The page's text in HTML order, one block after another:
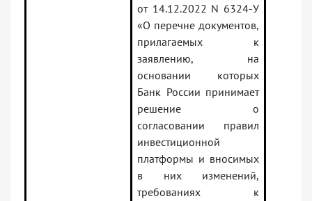
от 14.12.2022 N 6324-У
«О перечне документов,
прилагаемых к
заявлению, на
основании которых
Банк России принимает
решение о
согласовании правил
инвестиционной
платформы и вносимых
в них изменений,
требованиях к